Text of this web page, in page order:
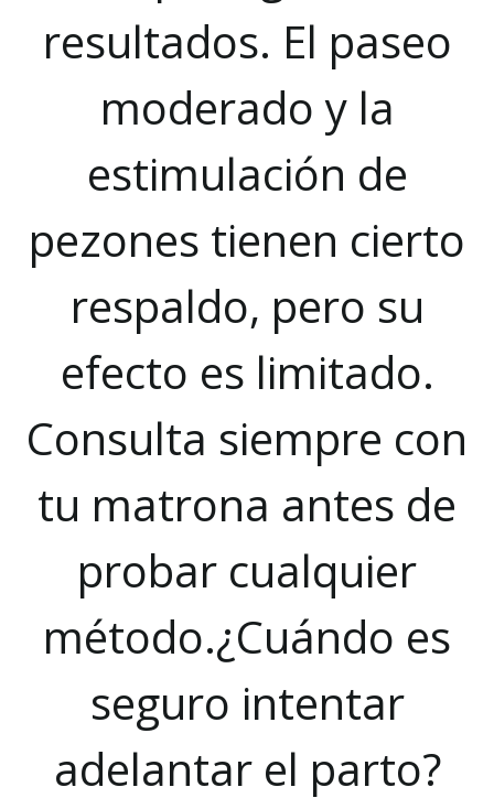
resultados. El paseo
moderado y la
estimulación de
pezones tienen cierto
respaldo, pero su
efecto es limitado.
Consulta siempre con
tu matrona antes de
probar cualquier
método.¿Cuándo es
seguro intentar
adelantar el parto?